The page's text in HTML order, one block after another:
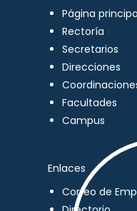
Página
Rectoría
Secretarios
Direcciones
Facultades
Campus
Enlaces
Correo de